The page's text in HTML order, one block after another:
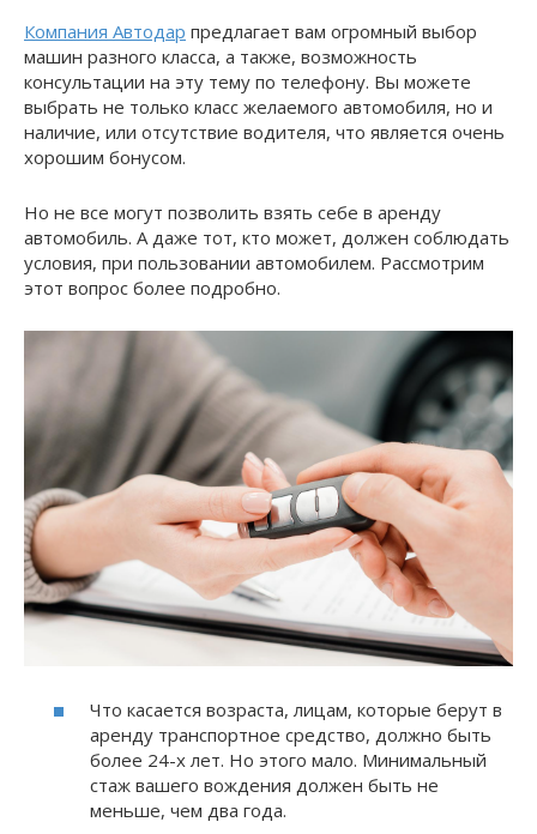
Компания Автодар предлагает вам огромный выбор
машин разного класса, а также, возможность
консультации на эту тему по телефону. Вы можете
выбрать не только класс желаемого автомобиля, но и
наличие, или отсутствие водителя, что является очень
хорошим бонусом.
Но не все могут позволить взять себе в аренду
автомобиль. А даже тот, кто может, должен соблюдать
условия, при пользовании автомобилем. Рассмотрим
этот вопрос более подробно.
Что касается возраста, лицам, которые берут в
аренду транспортное средство, должно быть
более 24-х лет. Но этого мало. Минимальный
стаж вашего вождения должен быть не
меньше, чем два года.